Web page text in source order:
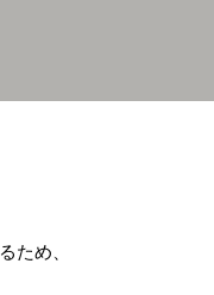
ため、